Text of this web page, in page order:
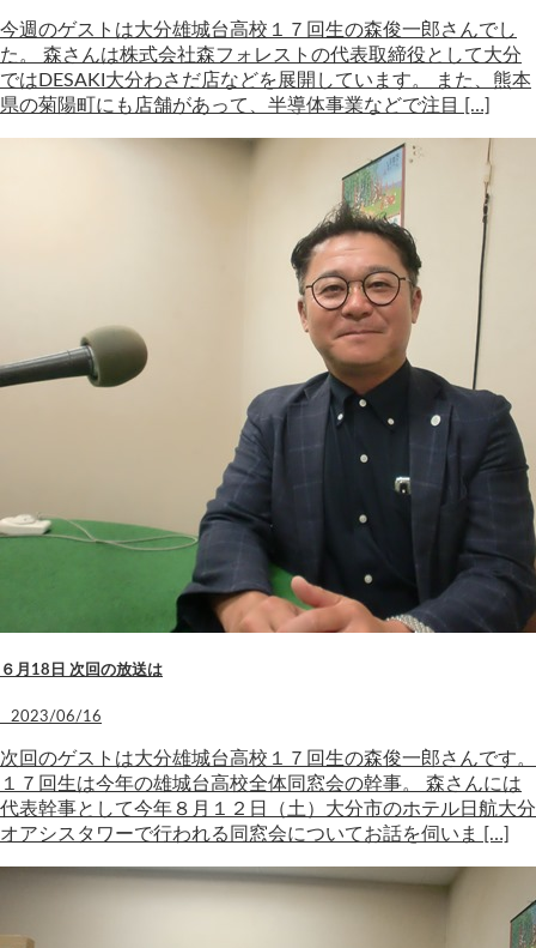
今週のゲストは大分雄城台高校１７回生の森俊一郎さんでし
た。 森さんは株式会社森フォレストの代表取締役として大分
ではDESAKI大分わさだ店などを展開しています。 また、熊本
県の菊陽町にも店舗があって、半導体事業などで注目 […]
６月18日 次回の放送は
2023/06/16
次回のゲストは大分雄城台高校１７回生の森俊一郎さんです。
１７回生は今年の雄城台高校全体同窓会の幹事。 森さんには
代表幹事として今年８月１２日（土）大分市のホテル日航大分
オアシスタワーで行われる同窓会についてお話を伺いま […]